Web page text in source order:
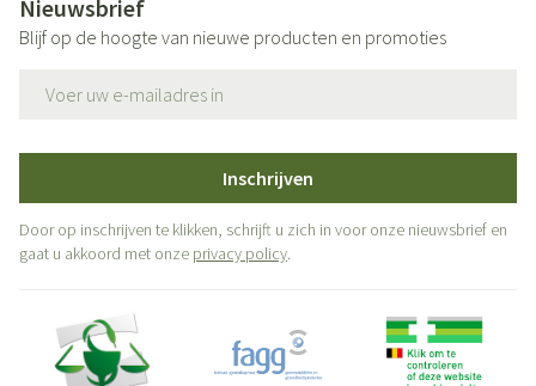
Nieuwsbrief
Blijf op de hoogte van nieuwe producten en promoties
Inschrijven
Door op inschrijven te klikken, schrijft u zich in voor onze nieuwsbrief en
gaat u akkoord met onze privacy policy.